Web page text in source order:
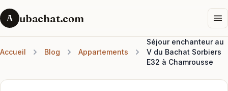
A ubachat.com
Accueil Blog Appartements
Séjour enchanteur au
V du Bachat Sorbiers
E32 à Chamrousse